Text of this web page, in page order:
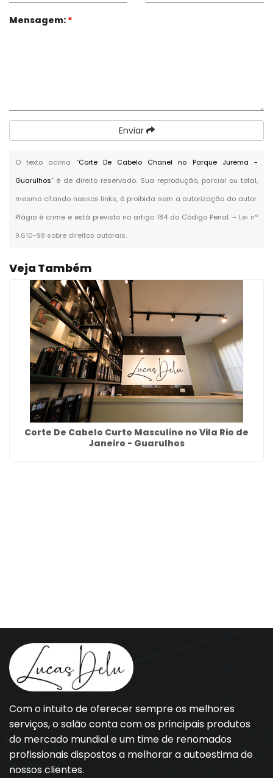
Mensagem: *
Enviar
O texto acima "Corte De Cabelo Chanel no Parque Jurema -
Guarulhos" é de direito reservado. Sua reprodução, parcial ou total,
mesmo citando nossos links, é proibida sem a autorização do autor.
Plágio é crime e está previsto no artigo 184 do Código Penal. – Lei n°
9.610-98 sobre direitos autorais.
Veja Também
Corte De Cabelo Curto Masculino no Vila Rio de
Janeiro - Guarulhos
Com o intuito de oferecer sempre os melhores
serviços, o salão conta com os principais produtos
do mercado mundial e um time de renomados
profissionais dispostos a melhorar a autoestima de
nossos clientes.